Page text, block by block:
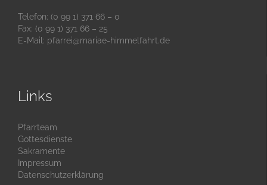
Telefon: (0 99 1) 371 66 – 0
Fax: (0 99 1) 371 66 – 25
E-Mail: pfarrei@mariae-himmelfahrt.de
Links
Pfarrteam
Gottesdienste
Sakramente
Impressum
Datenschutzerklärung